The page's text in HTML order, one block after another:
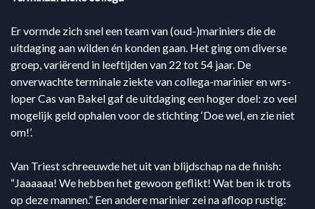
Er vormde zich snel een team van (oud-)mariniers die de
uitdaging aan wilden én konden gaan. Het ging om diverse
groep, variërend in leeftijden van 22 tot 54 jaar. De
onverwachte terminale ziekte van collega-marinier en wrs-
loper Cas van Bakel gaf de uitdaging een hoger doel: zo veel
mogelijk geld ophalen voor de stichting ‘Doe wel, en zie niet
om!’.
Van Triest schreeuwde het uit van blijdschap na de finish:
“Jaaaaaa! We hebben het gewoon geflikt! Wat ben ik trots
op deze mannen.” Een andere marinier zei na afloop rustig: